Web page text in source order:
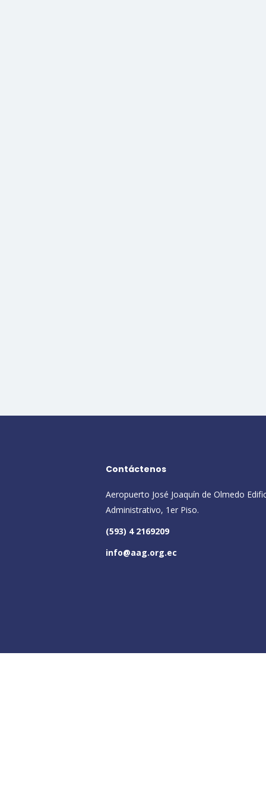
Contáctenos
Aeropuerto José Joaquín de Olmedo
Administrativo, 1er Piso.
(593) 4 2169209
info@aag.org.ec